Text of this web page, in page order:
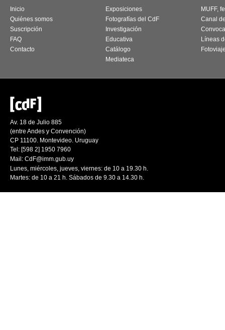
Inicio
Quiénes somos
Suscripción
FAQ
Contacto
Exposiciones
Fotografías del CdF
Investigación
Educativa
Catálogo
Mediateca
MUFF,
Canal
Líneas
Av. 18 de Julio 885
(entre Andes y Convención)
CP 11100. Montevideo. Uruguay
Tel: [598 2] 1950 7960
Mail: CdF@imm.gub.uy
Lunes, miércoles, jueves, viernes: de 10 a 19.30 h.
Martes: de 10 a 21 h. Sábados de 9.30 a 14.30 h.